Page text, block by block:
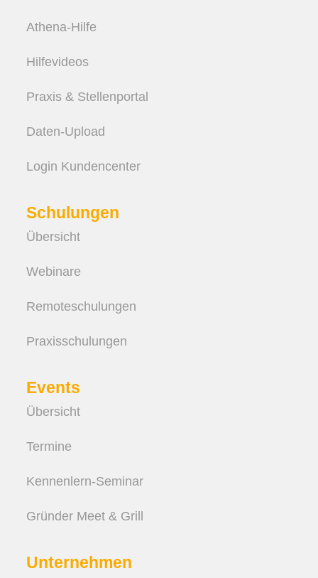
Athena-Hilfe
Hilfevideos
Praxis & Stellenportal
Daten-Upload
Login Kundencenter
Schulungen
Übersicht
Webinare
Remote­schulungen
Praxis­schulungen
Events
Übersicht
Termine
Kennenlern-Seminar
Gründer Meet & Grill
Unternehmen